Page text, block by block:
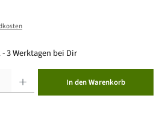
3 Werktagen bei Dir
In den Warenkorb